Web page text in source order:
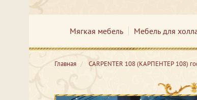
Мягкая мебель Мебель для
Главная CARPENTER 108 (КАРПЕНТЕР 108)